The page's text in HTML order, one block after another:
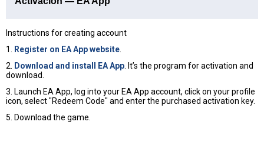
Instructions for creating account
1. Register on EA App website
2. Download and install EA App . It’s the program for activation and
download.
3. Launch EA App, log into your EA App account, click on your profile
icon, select "Redeem Code" and enter the purchased activation key.
5. Download the game.